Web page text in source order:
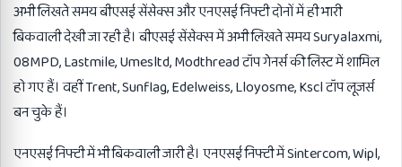
अभी लिखते समय बीएसई सेंसेक्स और एनएसई निफ्टी दोनों में ही भारी
बिकवाली देखी जा रही है। बीएसई सेंसेक्स में अभी लिखते समय Suryalaxmi,
08MPD, Lastmile, Umesltd, Modthread टॉप गेनर्स की लिस्ट में शामिल
हो गए हैं। वहीं Trent, Sunflag, Edelweiss, Lloyosme, Kscl टॉप लूजर्स
बन चुके हैं।
एनएसई निफ्टी में भी बिकवाली जारी है। एनएसई निफ्टी में Sintercom, Wipl,